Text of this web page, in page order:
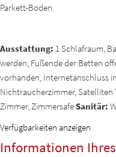
Parkett-Boden.
Ausstattung: 1 Schlafraum,
werden, Fußende der Betten
vorhanden, Internetanschluss
Nichtraucherzimmer, Satelliten
Zimmer, ZimmersafeSanitär:
Verfügbarkeiten anzeigen
Informationen